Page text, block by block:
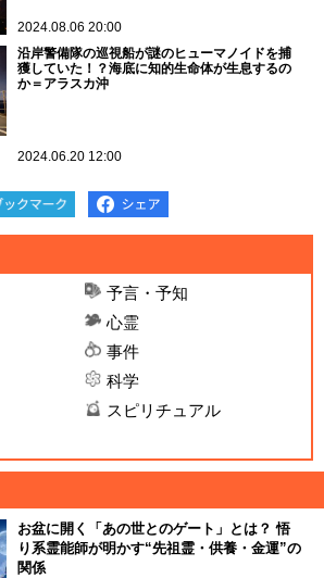
2024.08.06 20:00
沿岸警備隊の巡視船が謎のヒューマノイドを捕
獲していた！？海底に知的生命体が生息するの
か＝アラスカ沖
2024.06.20 12:00
予言・予知
心霊
事件
科学
スピリチュアル
お盆に開く「あの世とのゲート」とは？ 悟
り系霊能師が明かす“先祖霊・供養・金運”の
関係